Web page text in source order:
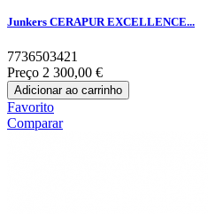
Junkers CERAPUR EXCELLENCE...
7736503421
Preço 2 300,00 €
Adicionar ao carrinho
Favorito
Comparar